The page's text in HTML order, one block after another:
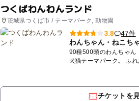
つくばわんわんランド
茨城県つくば市 / テーマパーク, 動物園
3.8
47件
わんちゃん・ねこち
90種500頭のわんちゃん
犬猫テーマパーク。 ふ
チケットを